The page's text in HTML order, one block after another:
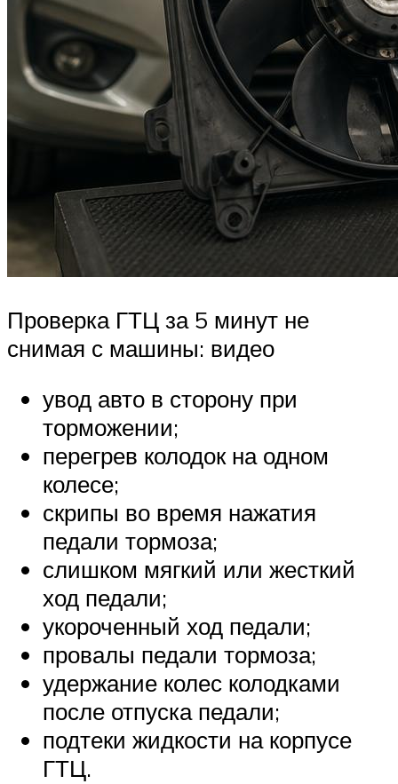
Проверка ГТЦ за 5 минут не
снимая с машины: видео
увод авто в сторону при
торможении;
перегрев колодок на одном
колесе;
скрипы во время нажатия
педали тормоза;
слишком мягкий или жесткий
ход педали;
укороченный ход педали;
провалы педали тормоза;
удержание колес колодками
после отпуска педали;
подтеки жидкости на корпусе
ГТЦ.